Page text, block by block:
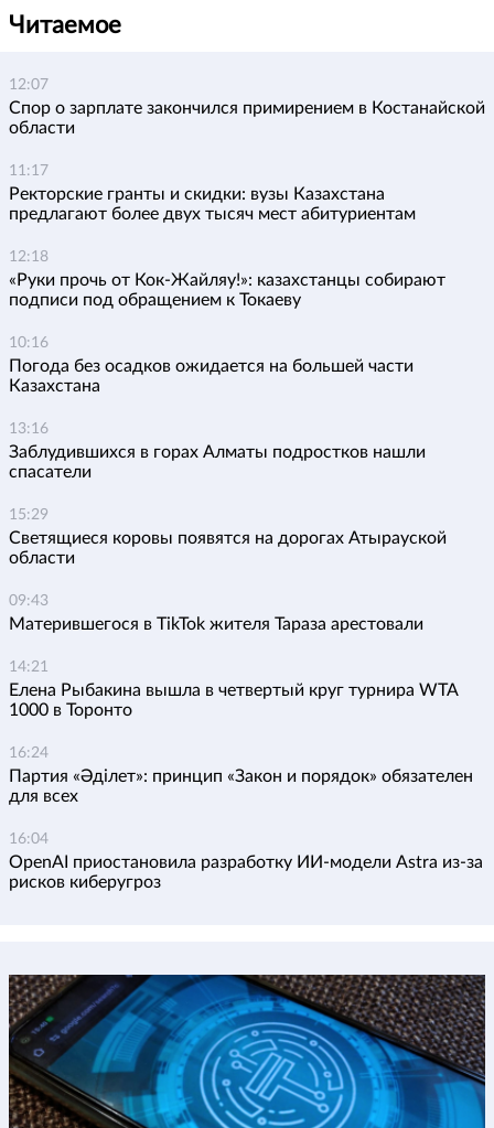
Читаемое
12:07
Спор о зарплате закончился примирением в Костанайской
области
11:17
Ректорские гранты и скидки: вузы Казахстана
предлагают более двух тысяч мест абитуриентам
12:18
«Руки прочь от Кок-Жайляу!»: казахстанцы собирают
подписи под обращением к Токаеву
10:16
Погода без осадков ожидается на большей части
Казахстана
13:16
Заблудившихся в горах Алматы подростков нашли
спасатели
15:29
Светящиеся коровы появятся на дорогах Атырауской
области
09:43
Матерившегося в TikTok жителя Тараза арестовали
14:21
Елена Рыбакина вышла в четвертый круг турнира WTA
1000 в Торонто
16:24
Партия «Әділет»: принцип «Закон и порядок» обязателен
для всех
16:04
OpenAI приостановила разработку ИИ-модели Astra из-за
рисков киберугроз